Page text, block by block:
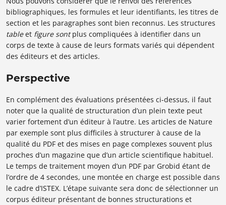
bibliographiques, les formules et leur identifiants, les titres de
section et les paragraphes sont bien reconnus. Les structures
tableet figure sontplus compliquées à identifier dans un
corps de texte à cause de leurs formats variés qui dépendent
des éditeurs et des articles.
Perspective
En complément des évaluations présentées ci-dessus, il faut
noter que la qualité de structuration d’un plein texte peut
varier fortement d’un éditeur à l’autre. Les articles de Nature
par exemple sont plus difficiles à structurer à cause de la
qualité du PDF et des mises en page complexes souvent plus
proches d’un magazine que d’un article scientifique habituel.
Le temps de traitement moyen d’un PDF par Grobid étant de
l’ordre de 4 secondes, une montée en charge est possible dans
le cadre d’ISTEX. L’étape suivante sera donc de sélectionner un
corpus éditeur présentant de bonnes structurations et